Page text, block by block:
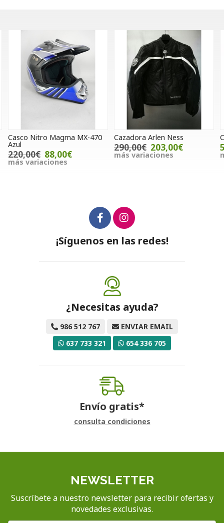
Cazadora Arlen Ness
290,00€
más variaciones
Codera Hebo Defender Pro H
50,00€
más variaciones
¡Síguenos en las redes!
¿Necesitas ayuda?
986 512 767
ENVIAR EMAIL
637 733 321
654 336 705
Envío gratis*
consulta condiciones
NEWSLETTER
Suscríbete a nuestro newsletter para recibir ofertas y
novedades exclusivas.